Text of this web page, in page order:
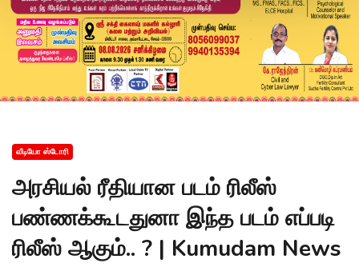
வீடியோ ஸ்டோரி
அரசியல் ரீதியான படம் ரிலீஸ்
பண்ணக்கூடதுனா இந்த படம் எப்படி
ரிலீஸ் ஆகும்.. ? | Kumudam News